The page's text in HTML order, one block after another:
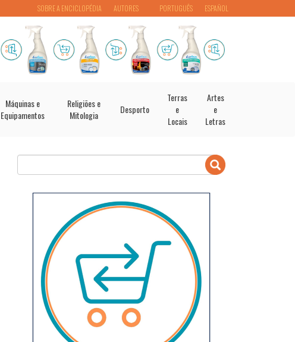
PORTUGUÊS ESPAÑOL
SOBRE A ENCICLOPÉDIA AUTORES
Máquinas e
Equipamentos
Religiões e
Mitologia
Desporto
Terras
e
Locais
Artes
e
Letras